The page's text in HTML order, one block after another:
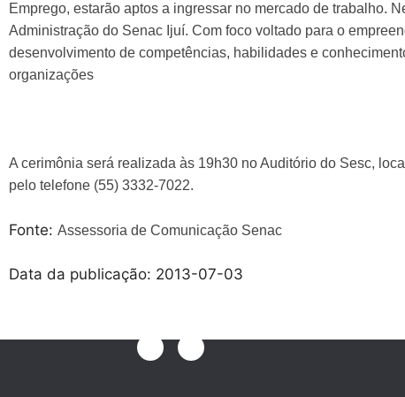
Emprego, estarão aptos a ingressar no mercado de trabalho.
Administração do Senac Ijuí. Com foco voltado para o
desenvolvimento de competências, habilidades e
organizações
A cerimônia será realizada às 19h30 no Auditório do Sesc,
pelo telefone (55) 3332-7022.
Fonte: Assessoria de Comunicação Senac
Data da publicação: 2013-07-03